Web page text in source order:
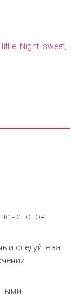
little Night sweet
не готов!
и следуйте за